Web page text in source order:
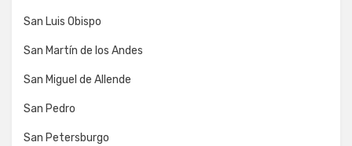
San Luis Obispo
San Martín de los Andes
San Miguel de Allende
San Pedro
San Petersburgo